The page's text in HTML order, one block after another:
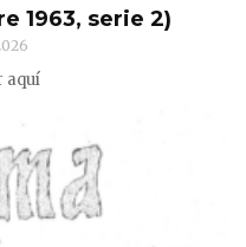
1963, serie 2)
aquí